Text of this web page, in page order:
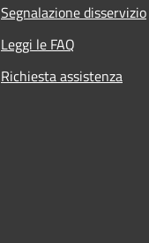
Segnalazione disservizio
Leggi le FAQ
Richiesta assistenza